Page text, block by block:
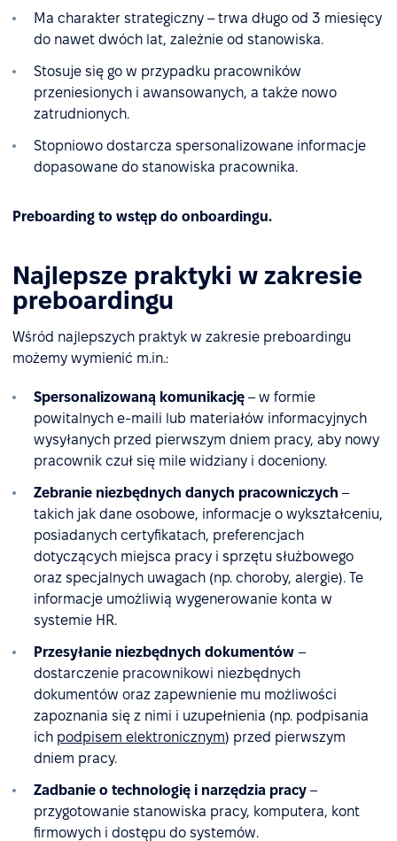
Ma charakter strategiczny – trwa długo od 3 miesięcy
do nawet dwóch lat, zależnie od stanowiska.
Stosuje się go w przypadku pracowników
przeniesionych i awansowanych, a także nowo
zatrudnionych.
Stopniowo dostarcza spersonalizowane informacje
dopasowane do stanowiska pracownika.
Preboarding to wstęp do onboardingu.
Najlepsze praktyki w zakresie
preboardingu
Wśród najlepszych praktyk w zakresie preboardingu
możemy wymienić m.in.:
Spersonalizowaną komunikację – w formie
powitalnych e-maili lub materiałów informacyjnych
wysyłanych przed pierwszym dniem pracy, aby nowy
pracownik czuł się mile widziany i doceniony.
Zebranie niezbędnych danych pracowniczych –
takich jak dane osobowe, informacje o wykształceniu,
posiadanych certyfikatach, preferencjach
dotyczących miejsca pracy i sprzętu służbowego
oraz specjalnych uwagach (np. choroby, alergie). Te
informacje umożliwią wygenerowanie konta w
systemie HR.
Przesyłanie niezbędnych dokumentów –
dostarczenie pracownikowi niezbędnych
dokumentów oraz zapewnienie mu możliwości
zapoznania się z nimi i uzupełnienia (np. podpisania
ich podpisem elektronicznym) przed pierwszym
dniem pracy.
Zadbanie o technologię i narzędzia pracy –
przygotowanie stanowiska pracy, komputera, kont
firmowych i dostępu do systemów.